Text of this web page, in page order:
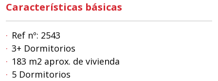
Características básicas
Ref nº: 2543
3+ Dormitorios
183 m2 aprox. de vivienda
5 Dormitorios